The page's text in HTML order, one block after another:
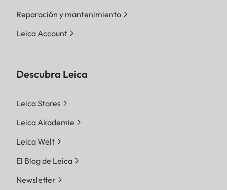
Reparación y mantenimiento
Leica Account
Descubra Leica
Leica Stores
Leica Akademie
Leica Welt
El Blog de Leica
Newsletter